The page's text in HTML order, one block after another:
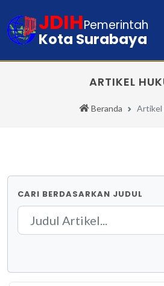
JDIHPemerintah
Kota Surabaya
ARTIKEL
Beranda Artikel
CARI BERDASARKAN JUDUL